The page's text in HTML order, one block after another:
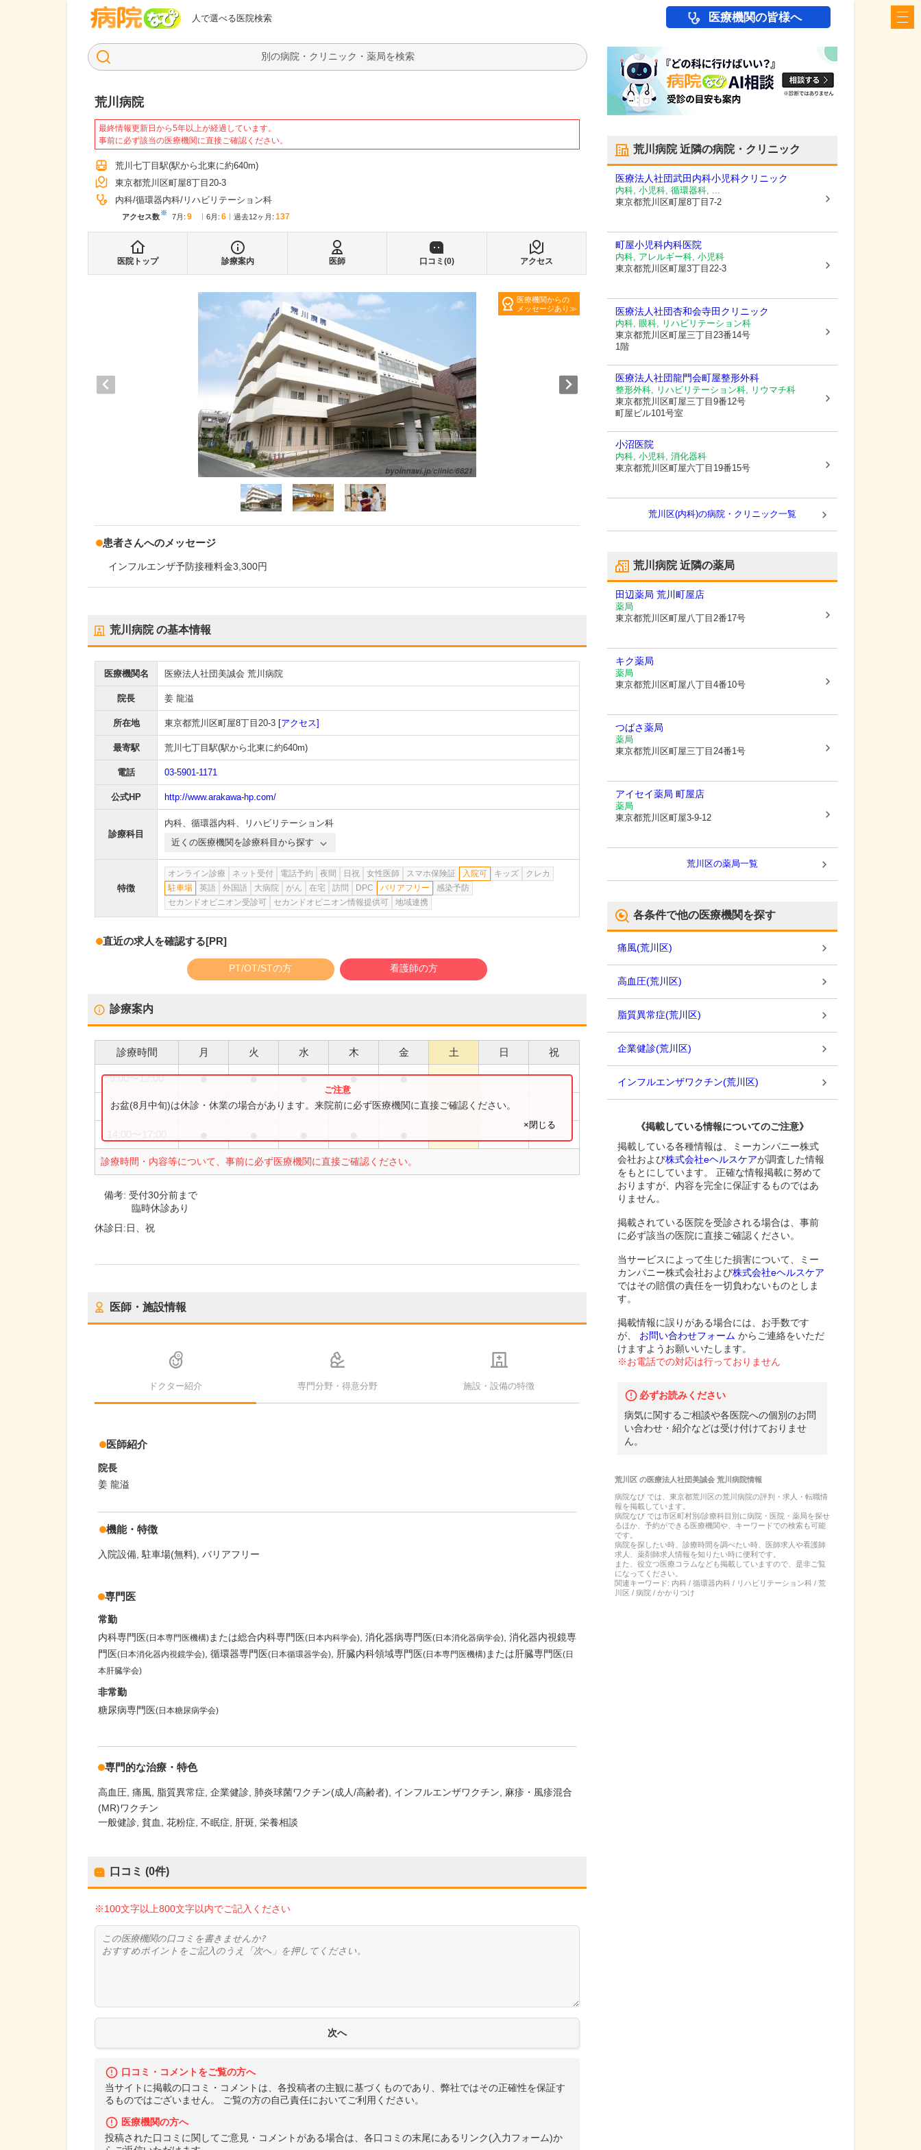
人で選べる医院検索
病院なび 医療機関の皆様へ
検索
荒川病院
最終情報更新日から5年以上が経過しています。
事前に必ず該当の医療機関に直接ご確認ください。
荒川七丁目駅(駅から北東に約640m)
東京都荒川区町屋8丁目20-3
内科 循環器内科 リハビリテーション科
アクセス数※ 7月 : 9 6月 : 6 過去12ヶ月: 137
医院トップ 診療案内 医師 口コミ(0) アクセス
医療機関からの
メッセージあり
患者さんへのメッセージ
インフルエンザ予防接種料金3,300円
荒川病院の基本情報
医療機関名 医療法人社団美誠会 荒川病院
院長 姜 龍溢
所在地 東京都荒川区町屋8丁目20-3 [アクセス]
最寄駅 荒川七丁目駅(駅から北東に約640m)
電話 03-5901-1171
公式HP http://www.arakawa-hp.com/
診療科目
内科、 循環器内科、
リハビリテーション科
近くの医療機関を診療科目から探す
特徴
オンライン診療 ネット受付 電話予約 夜間 日祝 女性医師 スマホ保険証 入院可 キッズ
クレカ
駐車場
英語 外国語 大病院 がん 在宅 訪問 DPC バリアフリー
感染予防
セカンドオピニオン受診可
セカンドオピニオン情報提供可 地域連携
直近の求人を確認する[PR]
PT/OT/STの方 看護師の方
診療案内
診療時間 月 火 水 木 金 土 日 祝
9:00〜12:00 ● ● ● ● ●
9:00〜13:00 ●
診療時間・内容等について、事前に必ず医療機関に直接ご確認ください。
お盆(8月中旬)は休診・休業の場合があります。来院前に必ず医療機関に直接ご確認ください。
×閉じる
備考:受付30分前まで
臨時休診あり
休診日:日、祝
医師・施設情報
ドクター紹介 専門分野・得意分野 施設・設備の特徴
医師紹介
院長
姜 龍溢
機能・特徴
入院設備 駐車場(無料) バリアフリー
専門医
常勤
内科専門医(日本専門医機構)または総合内科専門医(日本内科学会) 消化器病専門医(日本消化器病学会) 消化器内視鏡専
門医(日本消化器内視鏡学会) 循環器専門医(日本循環器学会) 肝臓内科領域専門医(日本専門医機構)または肝臓専門医(日
本肝臓学会)
非常勤
糖尿病専門医(日本糖尿病学会)
専門的な治療・特色
高血圧 痛風 脂質異常症 企業健診 肺炎球菌ワクチン(成人/高齢者) インフルエンザワクチン
麻疹・風疹混合
(MR)ワクチン
一般健診, 貧血, 花粉症, 不眠症, 肝斑, 栄養相談
口コミ (0件)
※100文字以上800文字以内でご記入ください
口コミ・コメントをご覧の方へ
当サイトに掲載の口コミ・コメントは、各投稿者の主観に基づくものであり、弊社ではその正確性を保証す
るものではございません。 ご覧の方の自己責任においてご利用ください。
医療機関の方へ
投稿された口コミに関してご意見・コメントがある場合は、各口コミの末尾にあるリンク(入力フォーム)か
荒川病院近隣の病院・クリニック
医療法人社団武田内科小児科クリニック
内科, 小児科, 循環器科, ...
東京都荒川区町屋8丁目7-2
町屋小児科内科医院
内科, アレルギー科, 小児科
東京都荒川区町屋3丁目22-3
医療法人社団杏和会寺田クリニック
内科, 眼科, リハビリテーション科
東京都荒川区町屋三丁目23番14号
1階
医療法人社団龍門会町屋整形外科
整形外科, リハビリテーション科, リウマチ科
東京都荒川区町屋三丁目9番12号
町屋ビル101号室
小沼医院
内科, 小児科, 消化器科
東京都荒川区町屋六丁目19番15号
荒川区(内科)の病院・クリニック一覧
荒川病院近隣の薬局
田辺薬局 荒川町屋店
薬局
東京都荒川区町屋八丁目2番17号
キク薬局
薬局
東京都荒川区町屋八丁目4番10号
つばさ薬局
薬局
東京都荒川区町屋三丁目24番1号
アイセイ薬局 町屋店
薬局
東京都荒川区町屋3-9-12
荒川区の薬局一覧
各条件で他の医療機関を探す
痛風(荒川区)
高血圧(荒川区)
脂質異常症(荒川区)
企業健診(荒川区)
インフルエンザワクチン(荒川区)
《掲載している情報についてのご注意》
掲載している各種情報は、ミーカンパニー株式
会社および株式会社eヘルスケアが調査した情報
をもとにしています。 正確な情報掲載に努めて
おりますが、内容を完全に保証するものではあ
りません。
掲載されている医院を受診される場合は、事前
に必ず該当の医院に直接ご確認ください。
当サービスによって生じた損害について、ミー
カンパニー株式会社および株式会社eヘルスケア
ではその賠償の責任を一切負わないものとしま
す。
掲載情報に誤りがある場合には、お手数です
が、
お問い合わせフォーム からご連絡をいただ
けますようお願いいたします。
※お電話での対応は行っておりません
必ずお読みください
病気に関するご相談や各医院への個別のお問
い合わせ・紹介などは受け付けておりませ
ん。
荒川区の医療法人社団美誠会 荒川病院情報
病院なび では、 東京都荒川区の荒川病院の評判・求人・転職情
報を掲載しています。
病院なび では市区町村別/診療科目別に病院・医院・薬局を探せ
るほか、予約ができる医療機関や、キーワードでの検索も可能
です。
病院を探したい時、診療時間を調べたい時、医師求人や看護師
求人、薬剤師求人情報を知りたい時に便利です。
また、役立つ医療コラムなども掲載していますので、是非ご覧
になってください。
関連キーワード: 内科 / 循環器内科 / リハビリテーション科 / 荒
川区 / 病院 / かかりつけ